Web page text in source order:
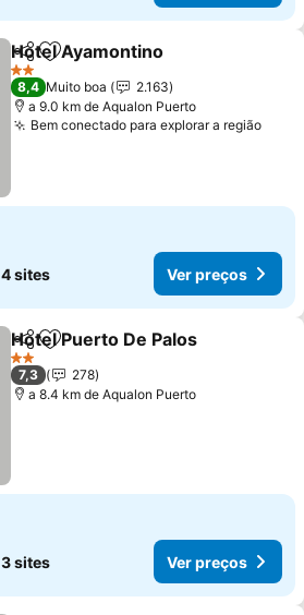
PartilharAdicionar aos favoritos
Hotel Ayamontino
2 Estrelas
8,4 Muito boa
2.163
a 9.0 km de Aqualon Puerto
Bem conectado para explorar a região
4 sites Ver preços
PartilharAdicionar aos favoritos
Hotel Puerto De Palos
2 Estrelas
7,3
278
a 8.4 km de Aqualon Puerto
3 sites Ver preços